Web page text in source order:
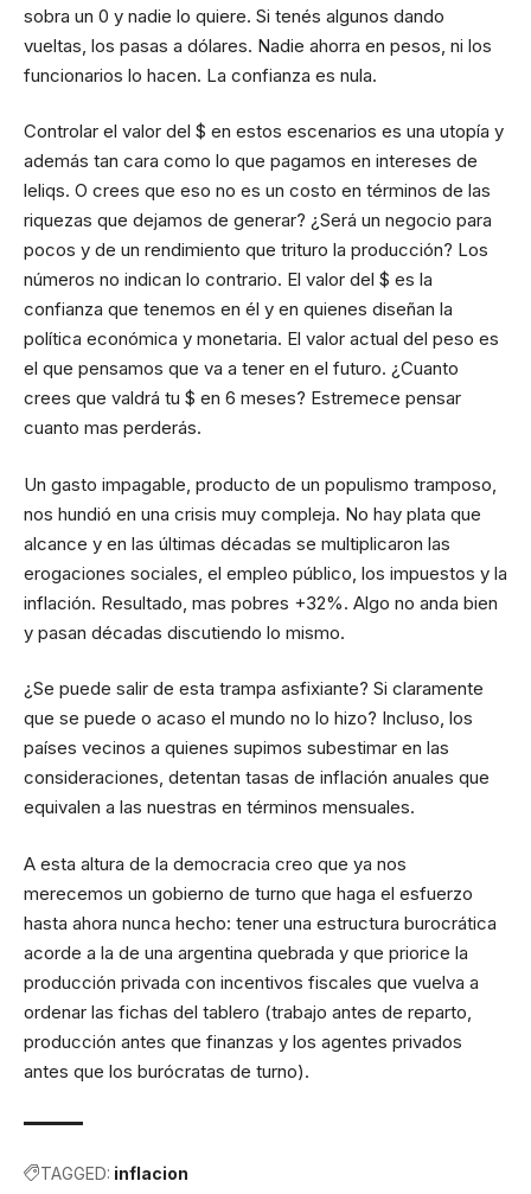
sobra un 0 y nadie lo quiere. Si tenés algunos dando
vueltas, los pasas a dólares. Nadie ahorra en pesos, ni los
funcionarios lo hacen. La confianza es nula.
Controlar el valor del $ en estos escenarios es una utopía y
además tan cara como lo que pagamos en intereses de
leliqs. O crees que eso no es un costo en términos de las
riquezas que dejamos de generar? ¿Será un negocio para
pocos y de un rendimiento que trituro la producción? Los
números no indican lo contrario. El valor del $ es la
confianza que tenemos en él y en quienes diseñan la
política económica y monetaria. El valor actual del peso es
el que pensamos que va a tener en el futuro. ¿Cuanto
crees que valdrá tu $ en 6 meses? Estremece pensar
cuanto mas perderás.
Un gasto impagable, producto de un populismo tramposo,
nos hundió en una crisis muy compleja. No hay plata que
alcance y en las últimas décadas se multiplicaron las
erogaciones sociales, el empleo público, los impuestos y la
inflación. Resultado, mas pobres +32%. Algo no anda bien
y pasan décadas discutiendo lo mismo.
¿Se puede salir de esta trampa asfixiante? Si claramente
que se puede o acaso el mundo no lo hizo? Incluso, los
países vecinos a quienes supimos subestimar en las
consideraciones, detentan tasas de inflación anuales que
equivalen a las nuestras en términos mensuales.
A esta altura de la democracia creo que ya nos
merecemos un gobierno de turno que haga el esfuerzo
hasta ahora nunca hecho: tener una estructura burocrática
acorde a la de una argentina quebrada y que priorice la
producción privada con incentivos fiscales que vuelva a
ordenar las fichas del tablero (trabajo antes de reparto,
producción antes que finanzas y los agentes privados
antes que los burócratas de turno).
TAGGED: inflacion